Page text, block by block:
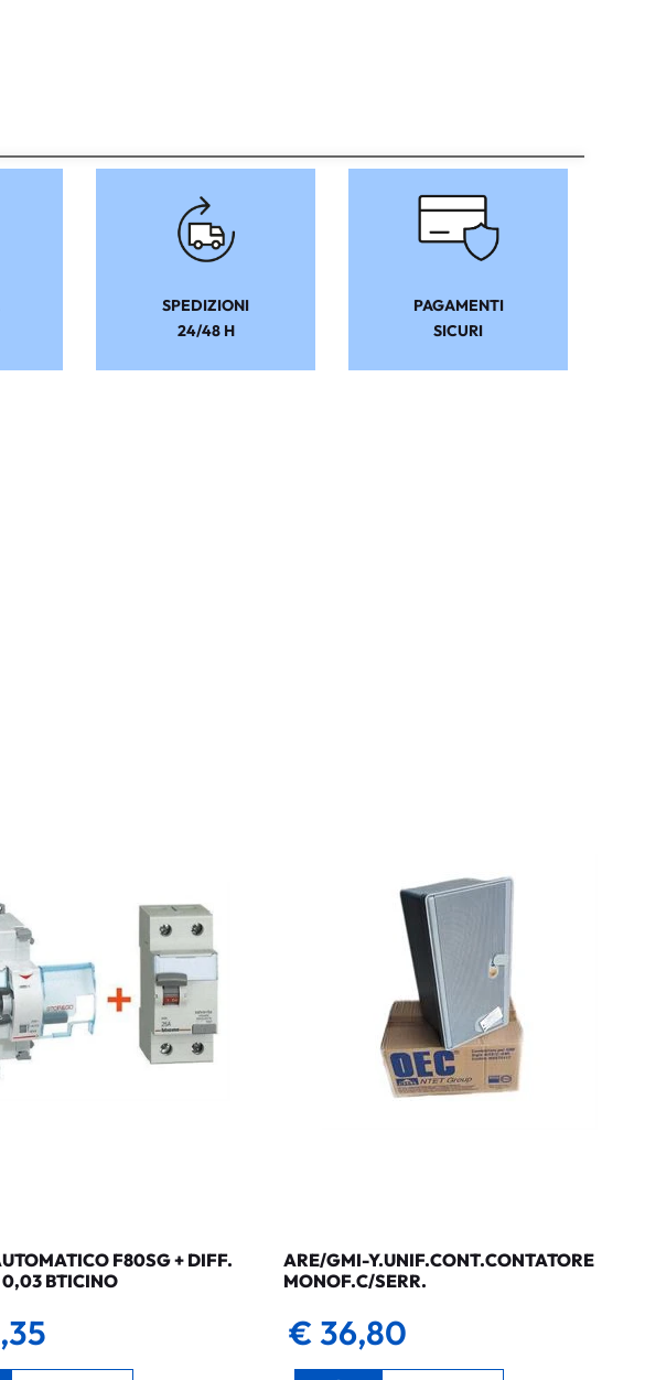
SPEDIZIONI
24/48 H
PAGAMENTI
SICURI
F80SG + DIFF.
0,03 BTICINO
ARE/GMI-Y.UNIF.CONT.CONTATORE
MONOF.C/SERR.
€ 36,80